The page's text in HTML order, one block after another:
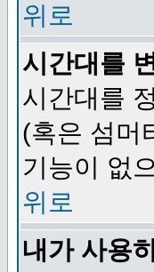
위로
시간대를
시간대를
(혹은 섬머
기능이 없
위로
내가 사용